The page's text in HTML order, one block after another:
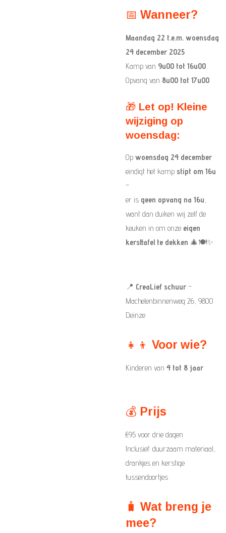
📅 Wanneer?
Maandag 22 t.e.m. woensdag
24 december 2025
Kamp van 9u00 tot 16u00
Opvang van 8u00 tot 17u00
🎁 Let op! Kleine
wijziging op
woensdag:
Op woensdag 24 december
eindigt het kamp stipt om 16u
–
er is geen opvang na 16u,
want dan duiken wij zelf de
keuken in om onze eigen
kersttafel te dekken 🎄🍽️✨
📍 CreaLief schuur –
Machelenbinnenweg 26, 9800
Deinze
👧👦 Voor wie?
Kinderen van 4 tot 8 jaar
💰 Prijs
€95 voor drie dagen
Inclusief: duurzaam materiaal,
drankjes en kerstige
tussendoortjes
🧳 Wat breng je
mee?